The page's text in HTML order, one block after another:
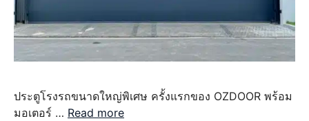
ประตูโรงรถขนาดใหญ่พิเศษ ครั้งแรกของ OZDOOR พร้อม
มอเตอร์ … Read more